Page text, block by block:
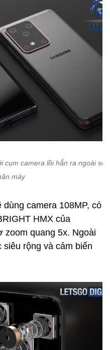
cụm camera lồi hẳn ra ngoài so
máy
camera 108MP, có
HMX của
zoom quang 5x. Ngoài
siêu rộng và cảm biến